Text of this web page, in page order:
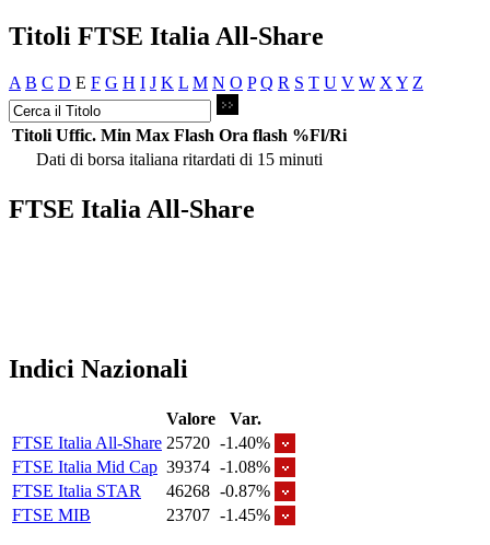
Titoli FTSE Italia All-Share
A B C D E F G H I J K L M N O P Q R S T U V W X Y Z
Titoli Uffic. Min Max Flash Ora flash %Fl/Ri
Dati di borsa italiana ritardati di 15 minuti
FTSE Italia All-Share
Indici Nazionali
Valore
Var.
FTSE Italia All-Share 25720 -1.40%
FTSE Italia Mid Cap 39374 -1.08%
FTSE Italia STAR
46268 -0.87%
FTSE MIB
23707 -1.45%